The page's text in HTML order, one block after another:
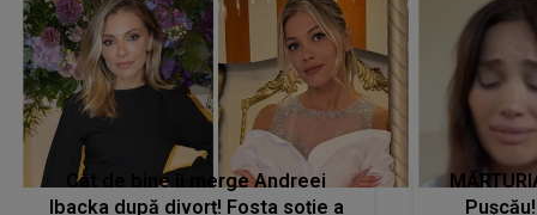
Cât de bine îi merge Andreei
Ibacka după divorț! Fosta soție a